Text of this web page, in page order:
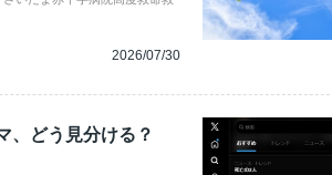
2026/07/30
どう見分ける？